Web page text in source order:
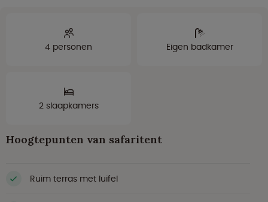
4 personen Eigen badkamer
2 slaapkamers
Hoogtepunten van safaritent
Ruim terras met luifel